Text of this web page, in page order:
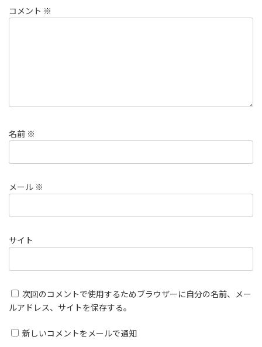
コメント ※
名前 ※
メール ※
サイト
次回のコメントで使用するためブラウザーに自分の名前、メー
ルアドレス、サイトを保存する。
新しいコメントをメールで通知